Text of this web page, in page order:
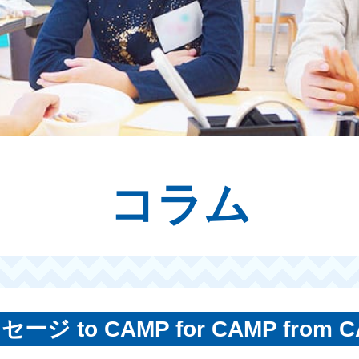
コラム
ージ to CAMP for CAMP from